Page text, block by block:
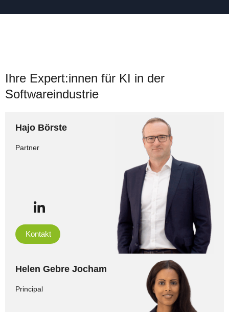
Ihre Expert:innen für KI in der
Softwareindustrie
Hajo Börste
Partner
Kontakt
Helen Gebre Jocham
Principal